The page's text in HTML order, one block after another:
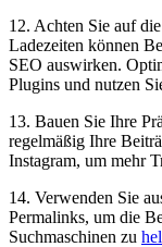
12. Achten ⁢Sie auf
Ladezeiten können
SEO auswirken.
Plugins und nutzen
13. Bauen Sie Ihre
regelmäßig Ihre⁢
Instagram, ⁢um mehr
14. Verwenden Sie
Permalinks, um die
Suchmaschinen zu